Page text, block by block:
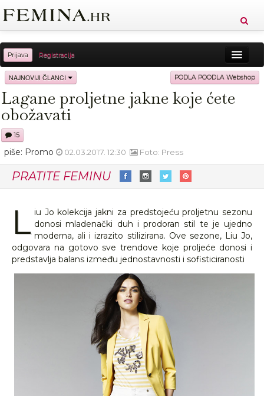
Prijava Registracija
Sreća Zdravlje Vitkost
Moda Ljubav Relax Putovanja Recepti
NAJNOVIJI ČLANCI PODLA POODLA Webshop
Lagane proljetne jakne koje ćete
obožavati
15
piše: Promo 02.03.2017. 12:30 Foto: Press
PRATITE FEMINU
L iu Jo kolekcija jakni za predstojeću proljetnu sezonu
donosi mladenački duh i prodoran stil te je ujedno
moderna, ali i izrazito stilizirana. Ove sezone, Liu Jo,
odgovara na gotovo sve trendove koje proljeće donosi i
predstavlja balans između jednostavnosti i sofisticiranosti